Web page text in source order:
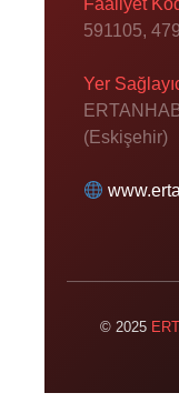
Faaliyet
591105,
Yer
(Eskişehir)
© 2025